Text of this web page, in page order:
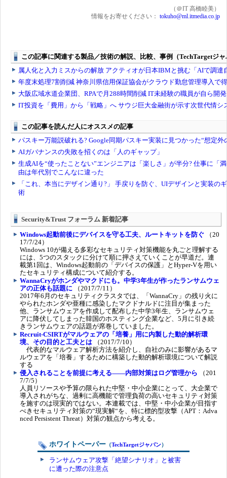
（＠IT 高橋睦美）
情報をお寄せください： tokuho@ml.itmedia.co.jp
Security&Trust フォーラム 新着記事
Windows起動前後にデバイスを守る工夫、ルートキットを防ぐ （20
17/7/24）
Windows 10が備える多彩なセキュリティ対策機能を丸ごと理解する
には、5つのスタックに分けて順に押さえていくことが早道だ。連
載第1回は、Windows起動前の「デバイスの保護」とHyper-Vを用い
たセキュリティ構成について紹介する。
WannaCryがホンダやマクドにも。中学3年生が作ったランサムウェ
アの正体も話題に （2017/7/11）
2017年6月のセキュリティクラスタでは、「WannaCry」の残り火に
やられたホンダや亜種に感染したマクドナルドに注目が集まった
他、ランサムウェアを作成して配布した中学3年生、ランサムウェ
アに降伏してしまった韓国のホスティング企業など、5月に引き続
きランサムウェアの話題が席巻していました。
Recruit-CSIRTがマルウェアの「培養」用に内製した動的解析環
境、その目的と工夫とは （2017/7/10）
代表的なマルウェア解析方法を紹介し、自社のみに影響があるマ
ルウェアを「培養」するために構築した動的解析環境について解説
する
侵入されることを前提に考える――内部対策はログ管理から （201
7/7/5）
人員リソースや予算の限られた中堅・中小企業にとって、大企業で
導入されがちな、過剰に高機能で管理負荷の高いセキュリティ対策
を施すのは現実的ではない。本連載では、中堅・中小企業が目指す
べきセキュリティ対策の“現実解“を、特に標的型攻撃（APT：Adva
nced Persistent Threat）対策の観点から考える。
ホワイトペーパー （TechTargetジャパン）
ランサムウェア攻撃「絶望シナリオ」と被害
に遭った際の注意点